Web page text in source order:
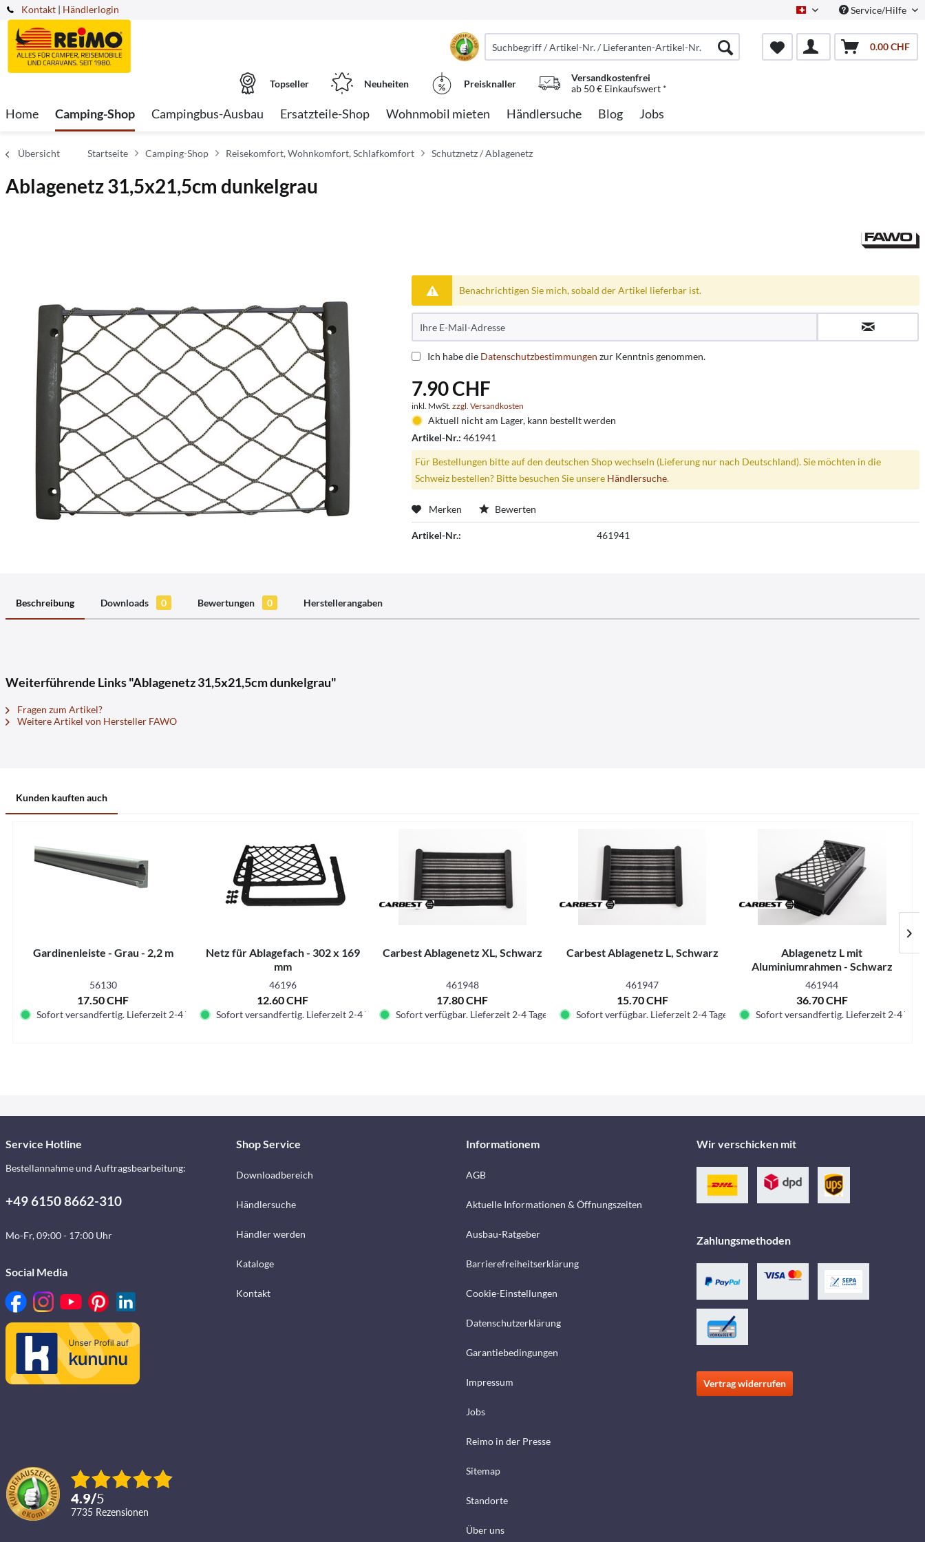
Kontakt Schweiz/DeutschService/Hilfe
| Händlerlogin
0.00 CHF
Topseller Neuheiten Preisknaller
Versandkostenfrei
ab 50 € Einkaufswert *
Home Camping-Shop Campingbus-Ausbau Ersatzteile-Shop Wohnmobil mieten Händlersuche Blog Jobs
Übersicht Startseite Camping-Shop Reisekomfort, Wohnkomfort, Schlafkomfort Schutznetz / Ablagenetz
Ablagenetz 31,5x21,5cm dunkelgrau
Benachrichtigen Sie mich, sobald der Artikel lieferbar ist.
Ich habe die Datenschutzbestimmungen zur Kenntnis genommen.
7.90 CHF
inkl. MwSt.zzgl. Versandkosten
Aktuell nicht am Lager, kann bestellt werden
Artikel-Nr.:461941
Für Bestellungen bitte auf den deutschen Shop wechseln (Lieferung nur nach Deutschland). Sie möchten in die
Schweiz bestellen? Bitte besuchen Sie unsere Händlersuche.
Merken Bewerten
Artikel-Nr.: 461941
Beschreibung Downloads 0 Bewertungen 0 Herstellerangaben
Weiterführende Links "Ablagenetz 31,5x21,5cm dunkelgrau"
Fragen zum Artikel?
Weitere Artikel von Hersteller FAWO
Kunden kauften auch
Gardinenleiste - Grau - 2,2 m
56130
17.50 CHF
Sofort versandfertig. Lieferzeit 2-4 Tage.
Netz für Ablagefach - 302 x 169
mm
46196
12.60 CHF
Sofort versandfertig. Lieferzeit 2-4 Tage.
Carbest Ablagenetz XL, Schwarz
461948
17.80 CHF
Sofort verfügbar. Lieferzeit 2-4 Tage.
Carbest Ablagenetz L, Schwarz
461947
15.70 CHF
Sofort verfügbar. Lieferzeit 2-4 Tage.
Ablagenetz L mit
Aluminiumrahmen - Schwarz
461944
36.70 CHF
Sofort versandfertig. Lieferzeit 2-4 Tage.
Service Hotline
Bestellannahme und Auftragsbearbeitung:
+49 6150 8662-310
Mo-Fr, 09:00 - 17:00 Uhr
Social Media
4.9/5
7735 Rezensionen
Shop Service
Downloadbereich
Händlersuche
Händler werden
Kataloge
Kontakt
Informationem
AGB
Aktuelle Informationen & Öffnungszeiten
Ausbau-Ratgeber
Barrierefreiheitserklärung
Cookie-Einstellungen
Datenschutzerklärung
Garantiebedingungen
Impressum
Jobs
Reimo in der Presse
Sitemap
Standorte
Über uns
Wir verschicken mit
Zahlungsmethoden
Vertrag widerrufen